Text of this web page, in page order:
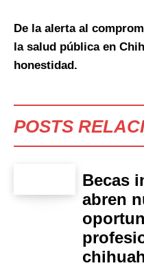
De la alerta al
la salud pública en
honestidad.
POSTS
Becas
abren